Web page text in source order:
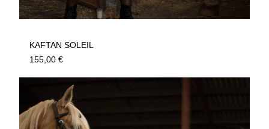
KAFTAN SOLEIL
155,00€